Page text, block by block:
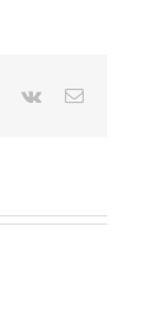
Pinterest
Vk
E-